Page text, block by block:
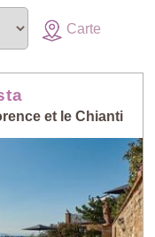
Carte
et le Chianti